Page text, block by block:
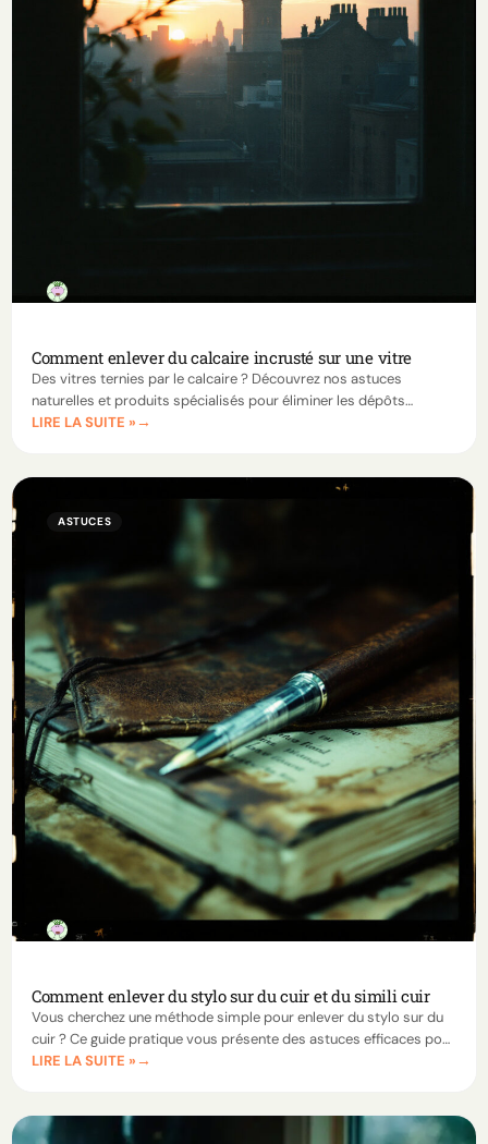
Comment enlever du calcaire incrusté sur une vitre
Des vitres ternies par le calcaire ? Découvrez nos astuces
naturelles et produits spécialisés pour éliminer les dépôts
incrustés et retrouver des surfaces impeccables.
LIRE LA SUITE »
ASTUCES
Comment enlever du stylo sur du cuir et du simili cuir
Vous cherchez une méthode simple pour enlever du stylo sur du
cuir ? Ce guide pratique vous présente des astuces efficaces pour
éliminer les taches sans endommager vos surfaces délicates.
LIRE LA SUITE »